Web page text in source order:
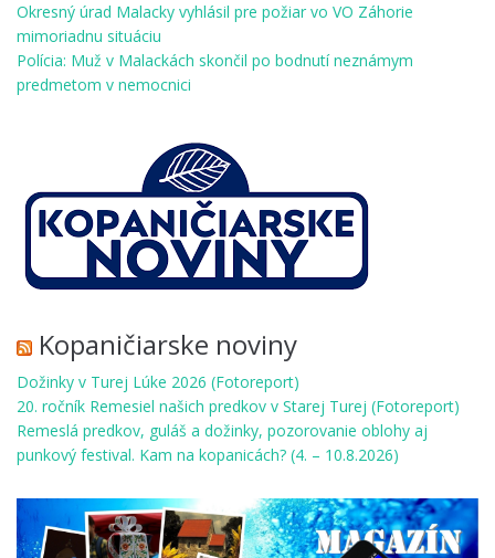
Okresný úrad Malacky vyhlásil pre požiar vo VO Záhorie
mimoriadnu situáciu
Polícia: Muž v Malackách skončil po bodnutí neznámym
predmetom v nemocnici
Kopaničiarske noviny
Dožinky v Turej Lúke 2026 (Fotoreport)
20. ročník Remesiel našich predkov v Starej Turej (Fotoreport)
Remeslá predkov, guláš a dožinky, pozorovanie oblohy aj
punkový festival. Kam na kopanicách? (4. – 10.8.2026)